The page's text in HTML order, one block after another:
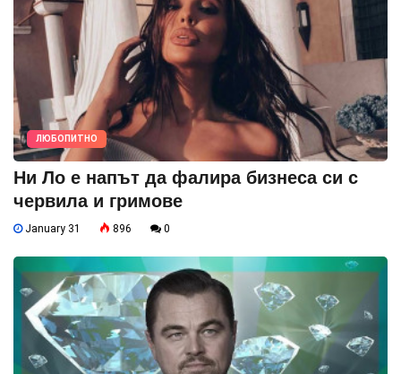
ЛЮБОПИТНО
Ни Ло е напът да фалира бизнеса си с
червила и гримове
January 31 896 0